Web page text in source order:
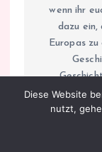
wenn ihr
dazu ein,
Europas
herum
dieser
dass ihr
Diese Website
nutzt,